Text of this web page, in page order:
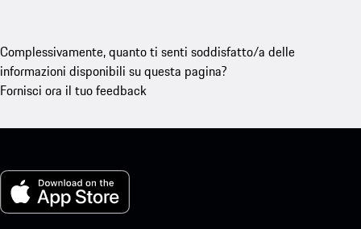
Complessivamente, quanto ti senti soddisfatto/a delle
informazioni disponibili su questa pagina?
Fornisci ora il tuo feedback